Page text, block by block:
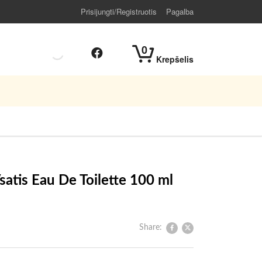
Prisijungti/Registruotis Pagalba
0
Krepšelis
Eau De Toilette 100 ml
Share: